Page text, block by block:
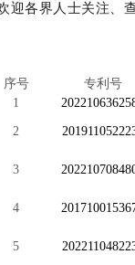
迎各界人士关注、
序号
专利号
1
2
3
4
5